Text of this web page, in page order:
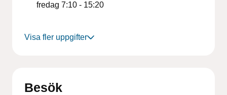
fredag 7:10 - 15:20
Visa fler uppgifter
Besök